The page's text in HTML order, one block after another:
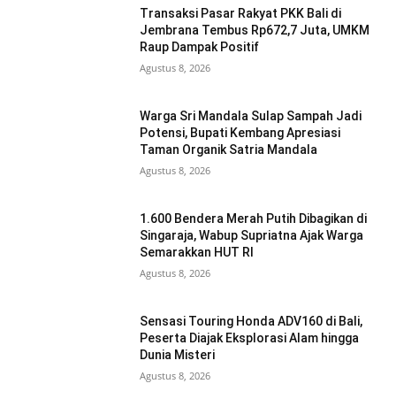
Transaksi Pasar Rakyat PKK Bali di
Jembrana Tembus Rp672,7 Juta, UMKM
Raup Dampak Positif
Agustus 8, 2026
Warga Sri Mandala Sulap Sampah Jadi
Potensi, Bupati Kembang Apresiasi
Taman Organik Satria Mandala
Agustus 8, 2026
1.600 Bendera Merah Putih Dibagikan di
Singaraja, Wabup Supriatna Ajak Warga
Semarakkan HUT RI
Agustus 8, 2026
Sensasi Touring Honda ADV160 di Bali,
Peserta Diajak Eksplorasi Alam hingga
Dunia Misteri
Agustus 8, 2026